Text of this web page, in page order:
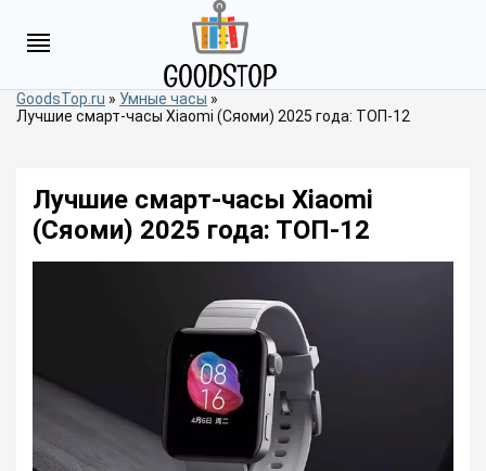
GoodsTop.ru » Умные часы »
Лучшие смарт-часы Xiaomi (Сяоми) 2025 года: ТОП-12
Лучшие смарт-часы Xiaomi
(Сяоми) 2025 года: ТОП-12